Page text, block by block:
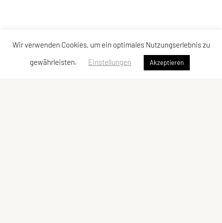
Wir verwenden Cookies, um ein optimales Nutzungserlebnis zu
gewährleisten.
Einstellungen Akzeptieren